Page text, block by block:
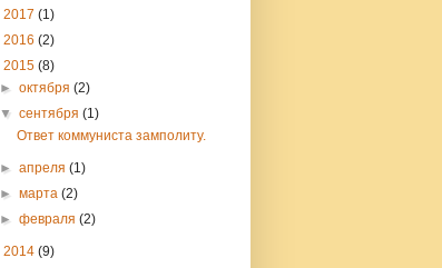
2017 (1)
2016 (2)
2015 (8)
►октября(2)
▼сентября(1)
Ответ коммуниста замполиту.
►апреля(1)
►марта(2)
►февраля(2)
2014 (9)